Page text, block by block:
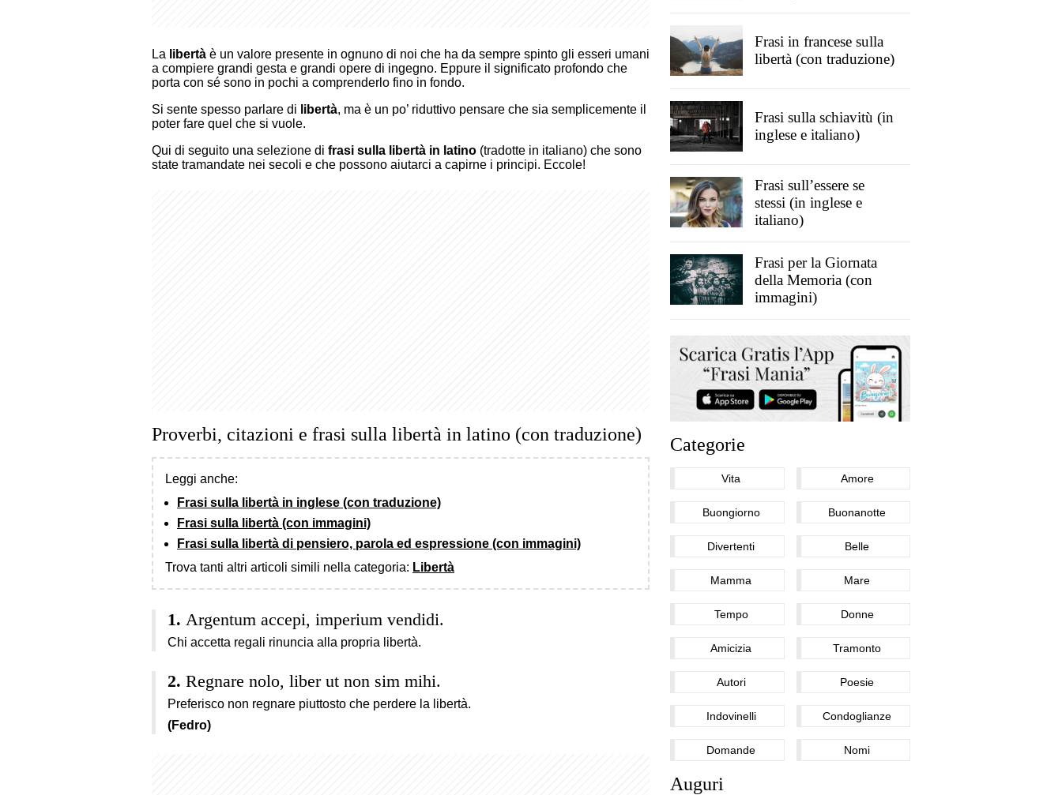
La libertà è un valore presente in ognuno di noi che ha da sempre spinto gli esseri umani
a compiere grandi gesta e grandi opere di ingegno. Eppure il significato profondo che
porta con sé sono in pochi a comprenderlo fino in fondo.
Si sente spesso parlare di libertà, ma è un po’ riduttivo pensare che sia semplicemente il
poter fare quel che si vuole.
Qui di seguito una selezione di frasi sulla libertà in latino (tradotte in italiano) che sono
state tramandate nei secoli e che possono aiutarci a capirne i principi. Eccole!
Proverbi, citazioni e frasi sulla libertà in latino (con traduzione)
Leggi anche:
Frasi sulla libertà in inglese (con traduzione)
Frasi sulla libertà (con immagini)
Frasi sulla libertà di pensiero, parola ed espressione (con immagini)
Trova tanti altri articoli simili nella categoria: Libertà
Argentum accepi, imperium vendidi.
Chi accetta regali rinuncia alla propria libertà.
Regnare nolo, liber ut non sim mihi.
Preferisco non regnare piuttosto che perdere la libertà.
(Fedro)
Frasi in francese sulla
libertà (con traduzione)
Frasi sulla schiavitù (in
inglese e italiano)
Frasi sull’essere se
stessi (in inglese e
italiano)
Frasi per la Giornata
della Memoria (con
immagini)
Categorie
Vita Amore
Buongiorno Buonanotte
Divertenti Belle
Mamma Mare
Tempo Donne
Amicizia Tramonto
Autori Poesie
Indovinelli Condoglianze
Domande Nomi
Auguri